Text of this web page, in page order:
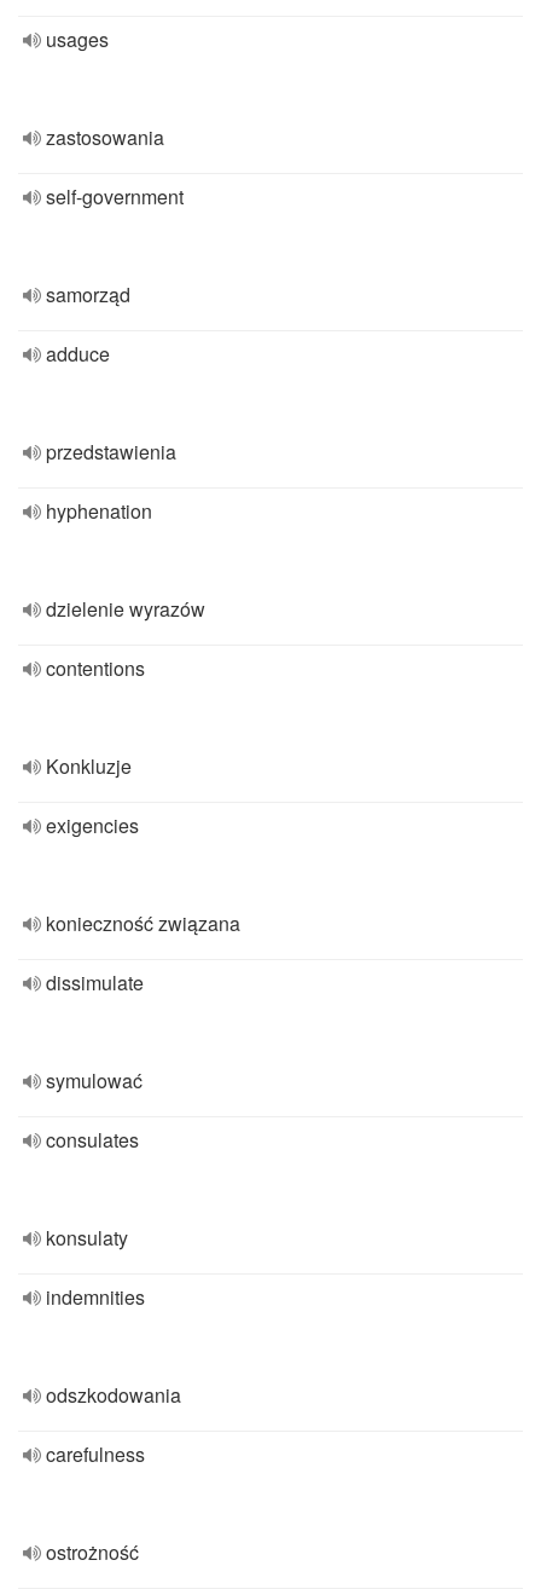
usages
zastosowania
self-government
samorząd
adduce
przedstawienia
hyphenation
dzielenie wyrazów
contentions
Konkluzje
exigencies
konieczność związana
dissimulate
symulować
consulates
konsulaty
indemnities
odszkodowania
carefulness
ostrożność